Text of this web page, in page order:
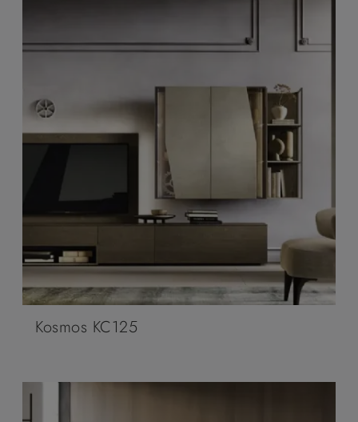
Kosmos KC125